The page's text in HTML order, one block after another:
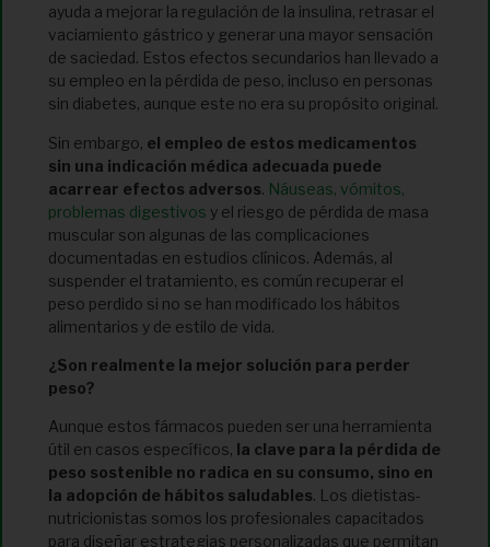
ayuda a mejorar la regulación de la insulina, retrasar el
vaciamiento gástrico y generar una mayor sensación
de saciedad. Estos efectos secundarios han llevado a
su empleo en la pérdida de peso, incluso en personas
sin diabetes, aunque este no era su propósito original.
Sin embargo, el empleo de estos medicamentos
sin una indicación médica adecuada puede
acarrear efectos adversos. Náuseas, vómitos,
problemas digestivos y el riesgo de pérdida de masa
muscular son algunas de las complicaciones
documentadas en estudios clínicos. Además, al
suspender el tratamiento, es común recuperar el
peso perdido si no se han modificado los hábitos
alimentarios y de estilo de vida.
¿Son realmente la mejor solución para perder
peso?
Aunque estos fármacos pueden ser una herramienta
útil en casos específicos, la clave para la pérdida de
peso sostenible no radica en su consumo, sino en
la adopción de hábitos saludables. Los dietistas-
nutricionistas somos los profesionales capacitados
para diseñar estrategias personalizadas que permitan